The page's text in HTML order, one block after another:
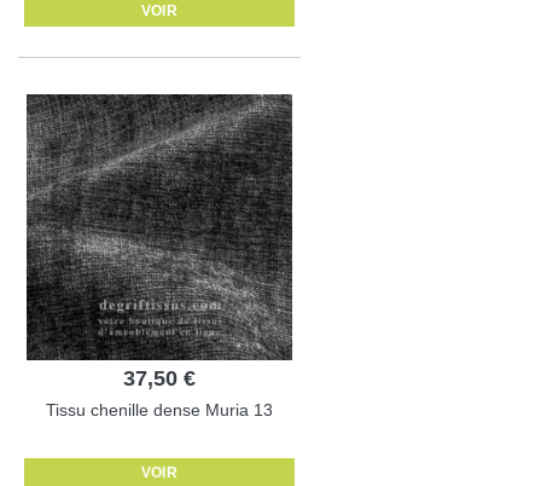
VOIR
37,50 €
Tissu chenille dense Muria 13
VOIR